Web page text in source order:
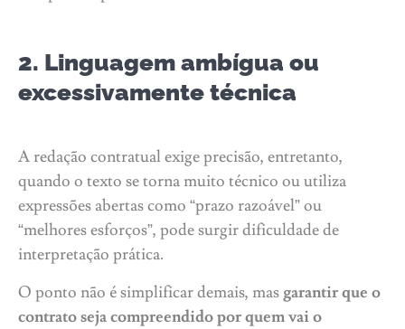
2. Linguagem ambígua ou
excessivamente técnica
A redação contratual exige precisão, entretanto,
quando o texto se torna muito técnico ou utiliza
expressões abertas como “prazo razoável” ou
“melhores esforços”, pode surgir dificuldade de
interpretação prática.
O ponto não é simplificar demais, mas garantir que o
contrato seja compreendido por quem vai o